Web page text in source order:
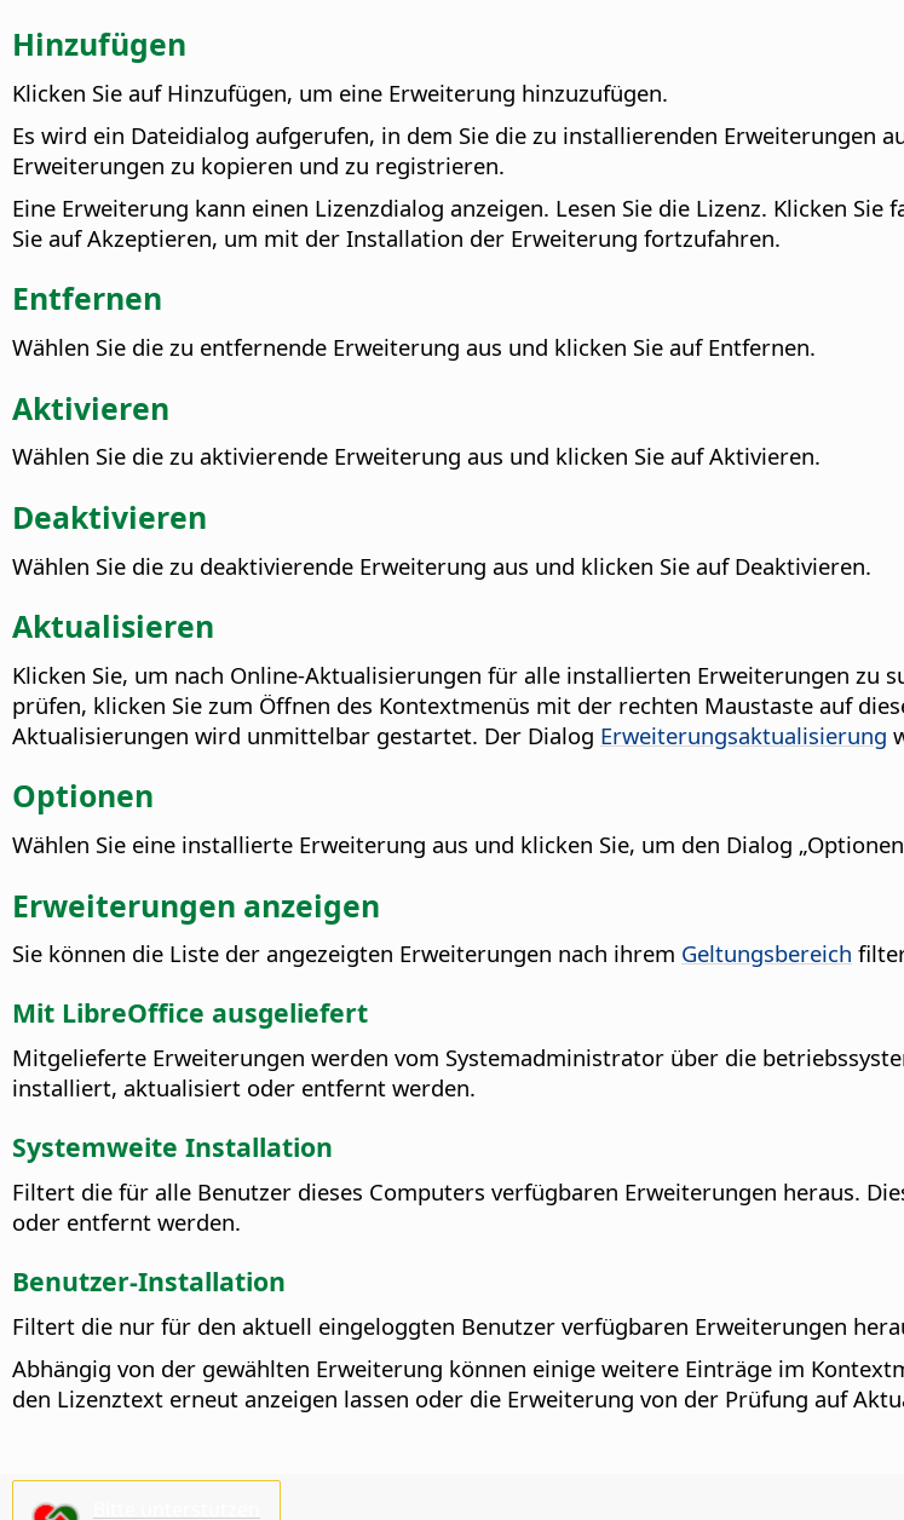
Hinzufügen
Klicken Sie auf Hinzufügen, um eine Erweiterung hinzuzufügen.
Es wird ein Dateidialog aufgerufen, in dem Sie die zu installierenden Erweiterungen
Erweiterungen zu kopieren und zu registrieren.
Eine Erweiterung kann einen Lizenzdialog anzeigen. Lesen Sie die Lizenz. Klicken
Sie auf Akzeptieren, um mit der Installation der Erweiterung fortzufahren.
Entfernen
Wählen Sie die zu entfernende Erweiterung aus und klicken Sie auf Entfernen.
Aktivieren
Wählen Sie die zu aktivierende Erweiterung aus und klicken Sie auf Aktivieren.
Deaktivieren
Wählen Sie die zu deaktivierende Erweiterung aus und klicken Sie auf Deaktivieren.
Aktualisieren
Klicken Sie, um nach Online-Aktualisierungen für alle installierten Erweiterungen zu
prüfen, klicken Sie zum Öffnen des Kontextmenüs mit der rechten Maustaste auf
Aktualisierungen wird unmittelbar gestartet. Der Dialog Erweiterungsaktualisierung
Optionen
Wählen Sie eine installierte Erweiterung aus und klicken Sie, um den Dialog
Erweiterungen anzeigen
Sie können die Liste der angezeigten Erweiterungen nach ihrem Geltungsbereich
Mit LibreOffice ausgeliefert
Mitgelieferte Erweiterungen werden vom Systemadministrator über die
installiert, aktualisiert oder entfernt werden.
Systemweite Installation
Filtert die für alle Benutzer dieses Computers verfügbaren Erweiterungen heraus.
oder entfernt werden.
Benutzer-Installation
Filtert die nur für den aktuell eingeloggten Benutzer verfügbaren Erweiterungen
Abhängig von der gewählten Erweiterung können einige weitere Einträge im
den Lizenztext erneut anzeigen lassen oder die Erweiterung von der Prüfung auf